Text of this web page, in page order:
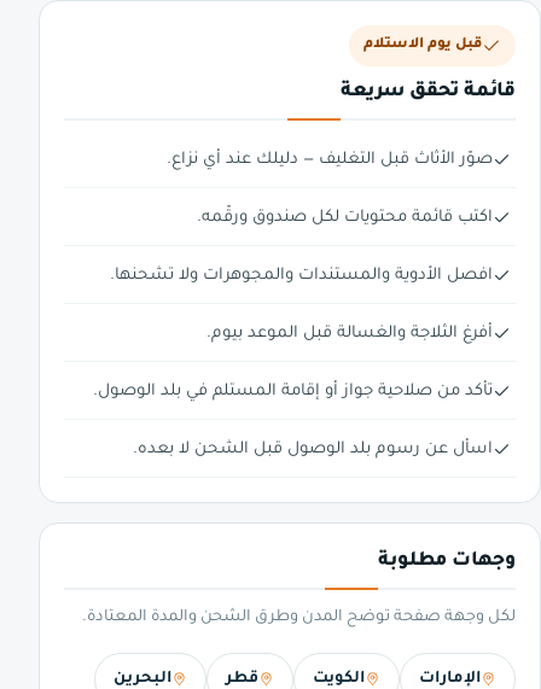
قبل يوم الاستلام
قائمة تحقق سريعة
صوّر الأثاث قبل التغليف — دليلك عند أي نزاع.
اكتب قائمة محتويات لكل صندوق ورقّمه.
افصل الأدوية والمستندات والمجوهرات ولا تشحنها.
أفرغ الثلاجة والغسالة قبل الموعد بيوم.
تأكد من صلاحية جواز أو إقامة المستلم في بلد الوصول.
اسأل عن رسوم بلد الوصول قبل الشحن لا بعده.
وجهات مطلوبة
لكل وجهة صفحة توضح المدن وطرق الشحن والمدة المعتادة.
الإمارات الكويت قطر البحرين